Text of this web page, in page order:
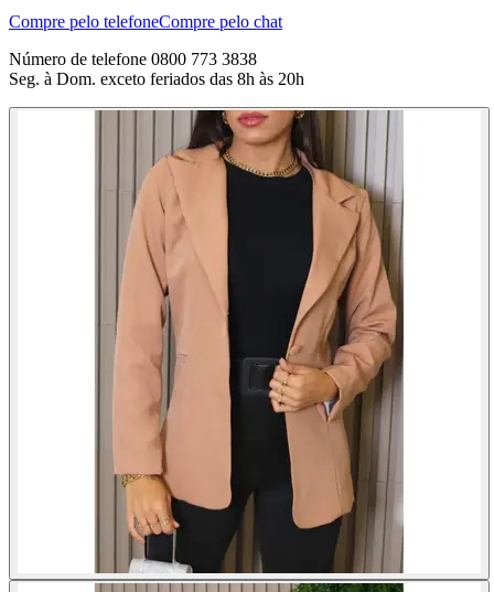
Compre pelo telefoneCompre pelo chat
Número de telefone 0800 773 3838
Seg. à Dom. exceto feriados das 8h às 20h